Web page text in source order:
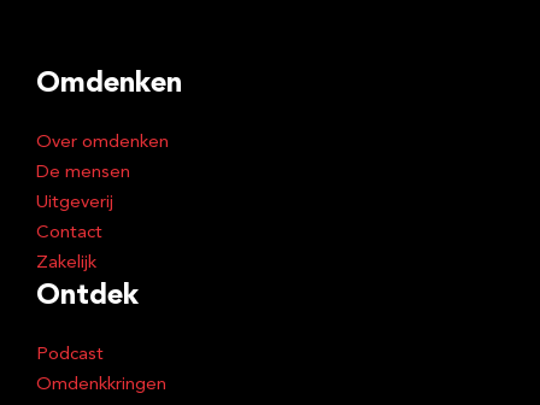
Omdenken
Over omdenken
De mensen
Uitgeverij
Contact
Zakelijk
Ontdek
Podcast
Omdenkkringen